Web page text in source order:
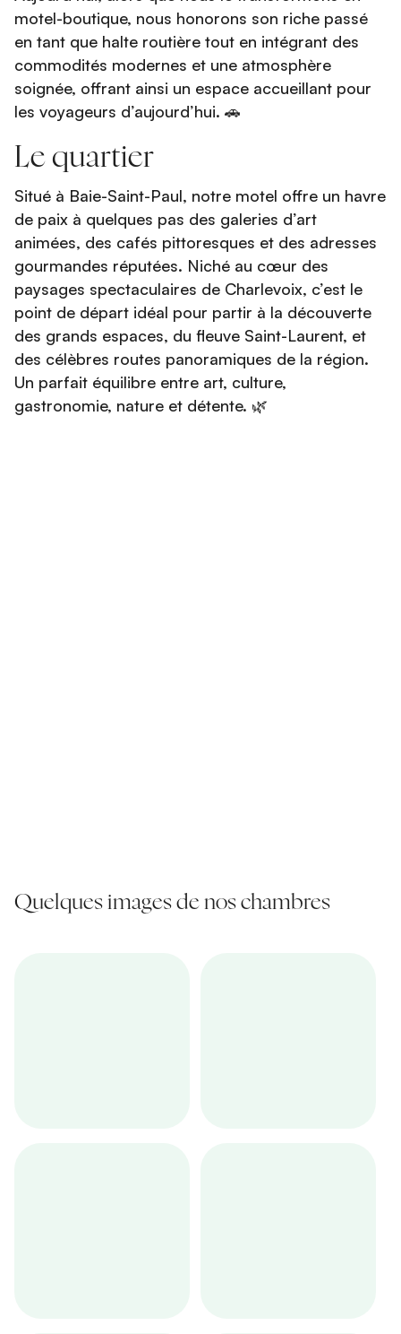
motel-boutique, nous honorons son riche passé
en tant que halte routière tout en intégrant des
commodités modernes et une atmosphère
soignée, offrant ainsi un espace accueillant pour
les voyageurs d’aujourd’hui. 🚗
Le quartier
Situé à Baie-Saint-Paul, notre motel offre un havre
de paix à quelques pas des galeries d’art
animées, des cafés pittoresques et des adresses
gourmandes réputées. Niché au cœur des
paysages spectaculaires de Charlevoix, c’est le
point de départ idéal pour partir à la découverte
des grands espaces, du fleuve Saint-Laurent, et
des célèbres routes panoramiques de la région.
Un parfait équilibre entre art, culture,
gastronomie, nature et détente. 🌿
Quelques images de nos chambres